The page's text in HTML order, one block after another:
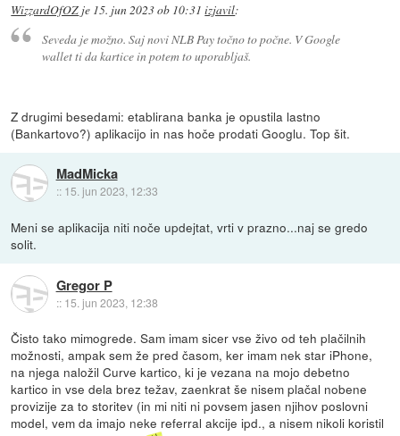
WizzardOfOZ je 15. jun 2023 ob 10:31 izjavil:
Seveda je možno. Saj novi NLB Pay točno to počne. V Google
wallet ti da kartice in potem to uporabljaš.
Z drugimi besedami: etablirana banka je opustila lastno
(Bankartovo?) aplikacijo in nas hoče prodati Googlu. Top šit.
MadMicka
:: 15. jun 2023, 12:33
Meni se aplikacija niti noče updejtat, vrti v prazno...naj se gredo
solit.
Gregor P
:: 15. jun 2023, 12:38
Čisto tako mimogrede. Sam imam sicer vse živo od teh plačilnih
možnosti, ampak sem že pred časom, ker imam nek star iPhone,
na njega naložil Curve kartico, ki je vezana na mojo debetno
kartico in vse dela brez težav, zaenkrat še nisem plačal nobene
provizije za to storitev (in mi niti ni povsem jasen njihov poslovni
model, vem da imajo neke referral akcije ipd., a nisem nikoli koristil